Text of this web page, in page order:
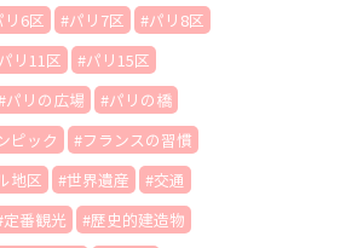
リ6区 パリ7区
パリ8区
パリ11区
パリ15区
パリの広場
パリの橋
ピック
フランスの習慣
地区 世界遺産
交通
定番観光
歴史的建造物